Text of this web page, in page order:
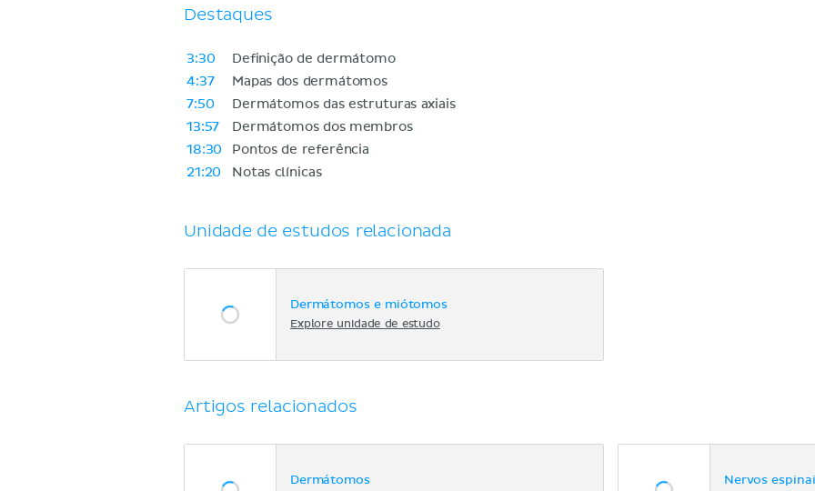
Destaques
3:30
Definição de dermátomo
4:37
Mapas dos dermátomos
7:50
Dermátomos das estruturas axiais
13:57
Dermátomos dos membros
18:30
Pontos de referência
21:20
Notas clínicas
Unidade de estudos relacionada
Dermátomos e miótomos
Explore unidade de estudo
Artigos relacionados
Dermátomos Nervos